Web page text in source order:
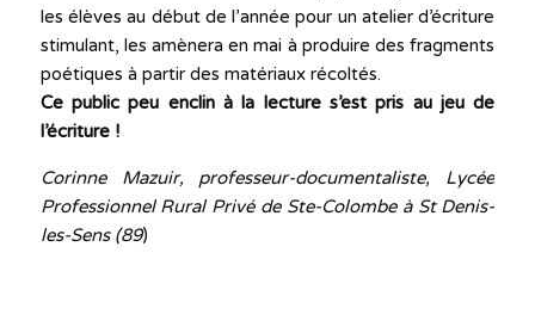
les élèves au début de l’année pour un atelier d’écriture
stimulant, les amènera en mai à produire des fragments
poétiques à partir des matériaux récoltés.
Ce public peu enclin à la lecture s’est pris au jeu de
l’écriture !
Corinne Mazuir, professeur-documentaliste, Lycée
Professionnel Rural Privé de Ste-Colombe à St Denis-
les-Sens (89)